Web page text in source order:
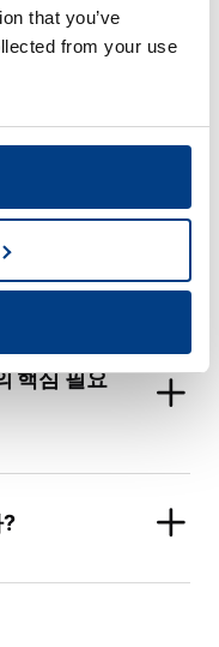
that you’ve
from your use
업체의 서
핵심 필요